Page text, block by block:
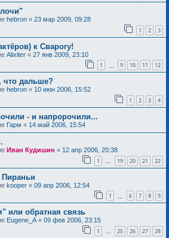
hebron « 23 мар 2009, 09:28
1 2 3
к Сварогу!
Alixiter « 27 янв 2009, 23:10
1 9 10 11 12
что дальше?
hebron « 10 июн 2006, 15:52
1 2 3 4
- и напророчили...
Гарм « 14 май 2006, 15:54
Иван Кудишин « 12 апр 2006, 20:38
1 … 19 20 21 22
kooper « 09 апр 2006, 12:54
1 6 7 8 9
или обратная связь
Eugene_A « 09 фев 2006, 23:15
1 … 25 26 27 28